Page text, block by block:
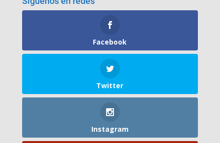
Facebook
Twitter
Instagram